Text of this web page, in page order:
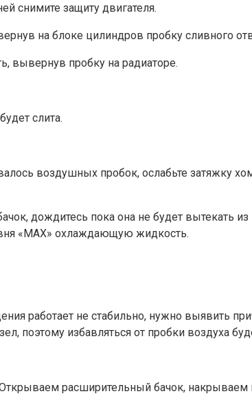
снимите защиту двигателя.
на блоке цилиндров пробку сливного
вывернув пробку на радиаторе.
слита.
воздушных пробок, ослабьте затяжку
дождитесь пока она не будет вытекать
«MAX» охлаждающую жидкость.
работает не стабильно, нужно выявить
поэтому избавляться от пробки воздуха
расширительный бачок, накрываем